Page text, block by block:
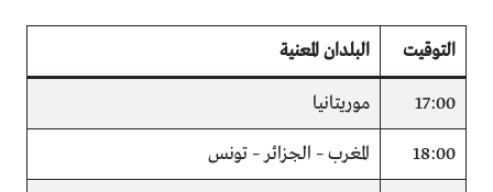
التوقيت البلدان المعنية
17:00 موريتانيا
18:00 المغرب – الجزائر – تونس